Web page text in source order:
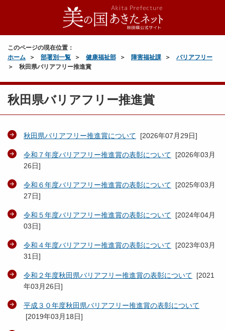
このページの現在位置：
ホーム
部署別一覧 健康福祉部 障害福祉課
バリアフリー
秋田県バリアフリー推進賞
秋田県バリアフリー推進賞
秋田県バリアフリー推進賞について [2026年07月29日]
令和７年度バリアフリー推進賞の表彰について [2026年03月
26日]
令和６年度バリアフリー推進賞の表彰について [2025年03月
27日]
令和５年度バリアフリー推進賞の表彰について [2024年04月
03日]
令和４年度バリアフリー推進賞の表彰について [2023年03月
31日]
令和２年度秋田県バリアフリー推進賞の表彰について [2021
年03月26日]
平成３０年度秋田県バリアフリー推進賞の表彰について
[2019年03月18日]